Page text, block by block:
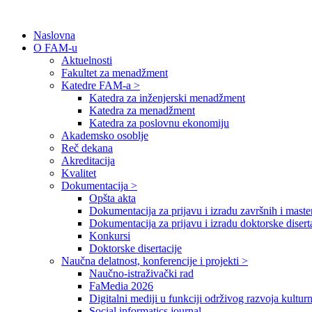
Naslovna
O FAM-u
Aktuelnosti
Fakultet za menadžment
Katedre FAM-a >
Katedra za inženjerski menadžment
Katedra za menadžment
Katedra za poslovnu ekonomiju
Akademsko osoblje
Reč dekana
Akreditacija
Kvalitet
Dokumentacija >
Opšta akta
Dokumentacija za prijavu i izradu završnih i
Dokumentacija za prijavu i izradu doktorske
Konkursi
Doktorske disertacije
Naučna delatnost, konferencije i projekti >
Naučno-istraživački rad
FaMedia 2026
Digitalni mediji u funkciji održivog razvoja